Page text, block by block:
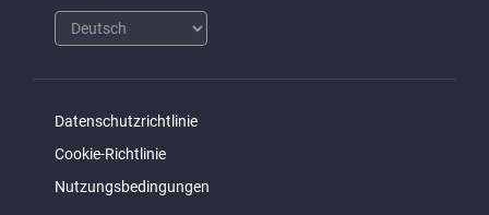
Datenschutzrichtlinie
Cookie-Richtlinie
Nutzungsbedingungen